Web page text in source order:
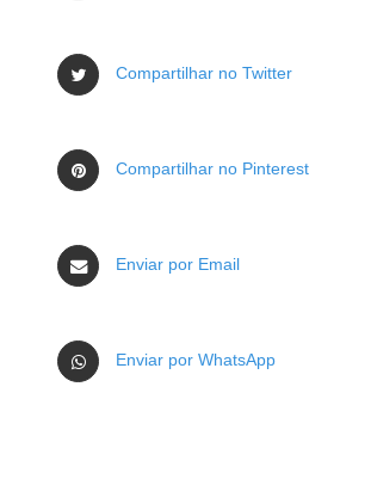
Compartilhar no Twitter
Compartilhar no Pinterest
Enviar por Email
Enviar por WhatsApp